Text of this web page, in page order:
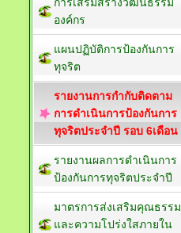
องค์กร
แผนปฏิบัติการป้องกันการ
ทุจริต
รายงานการกำกับติดตาม
การดำเนินการป้องกันการ
ทุจริตประจำปี รอบ 6เดือน
รายงานผลการดำเนินการ
ป้องกันการทุจริตประจำปี
มาตรการส่งเสริมคุณธรรม
และความโปร่งใสภายใน